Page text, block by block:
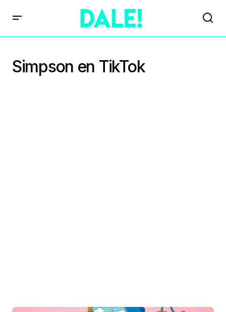
Simpson en TikTok